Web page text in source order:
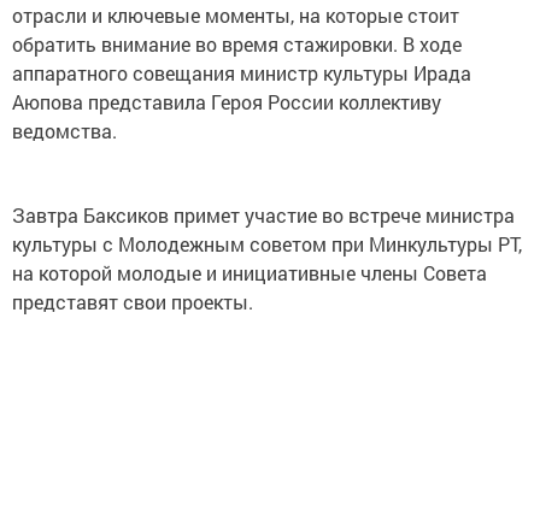
отрасли и ключевые моменты, на которые стоит
обратить внимание во время стажировки. В ходе
аппаратного совещания министр культуры Ирада
Аюпова представила Героя России коллективу
ведомства.
Завтра Баксиков примет участие во встрече министра
культуры с Молодежным советом при Минкультуры РТ,
на которой молодые и инициативные члены Совета
представят свои проекты.